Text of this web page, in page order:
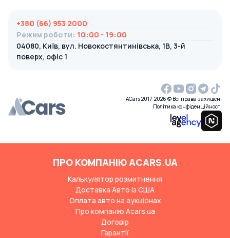
+380 (66) 953 2000
Режим роботи: 10:00 - 19:00
04080, Київ, вул. Новокостянтинівська, 1В, 3-й
поверх, офіс 1
ACars 2017-2026 © Всі права захищені
Політика конфіденційності
ПРО КОМПАНІЮ ACARS.UA
Калькулятор розмитнення
Доставка Авто із США
Оплата авто на аукціонах
Про компанію Acars.ua
Договір
Гарантії